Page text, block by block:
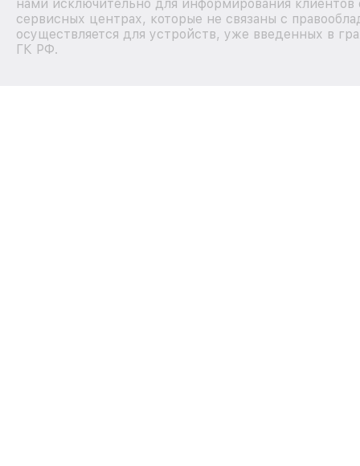
нами исключительно для информирования
сервисных центрах, которые не связаны с
осуществляется для устройств, уже введенных в
ГК РФ.